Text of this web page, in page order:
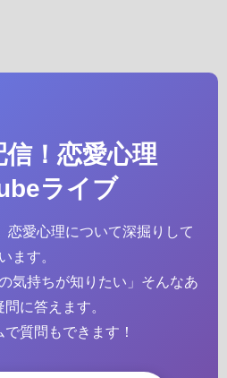
信！恋愛心理
ライブ
恋愛心理について深掘りして
います。
気持ちが知りたい」そんなあ
に答えます。
で質問もできます！